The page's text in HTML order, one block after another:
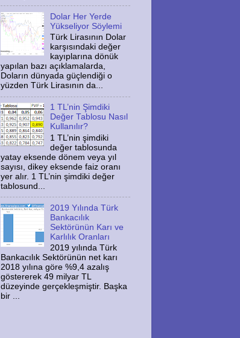
Dolar Her Yerde
Yükseliyor Söylemi
Türk Lirasının Dolar
karşısındaki değer
kayıplarına dönük
yapılan bazı açıklamalarda,
Doların dünyada güçlendiği o
yüzden Türk Lirasının da...
1 TL’nin Şimdiki
Değer Tablosu Nasıl
Kullanılır?
1 TL’nin şimdiki
değer tablosunda
yatay eksende dönem veya yıl
sayısı, dikey eksende faiz oranı
yer alır. 1 TL’nin şimdiki değer
tablosund...
2019 Yılında Türk
Bankacılık
Sektörünün Karı ve
Karlılık Oranları
2019 yılında Türk
Bankacılık Sektörünün net karı
2018 yılına göre %9,4 azalış
göstererek 49 milyar TL
düzeyinde gerçekleşmiştir. Başka
bir ...